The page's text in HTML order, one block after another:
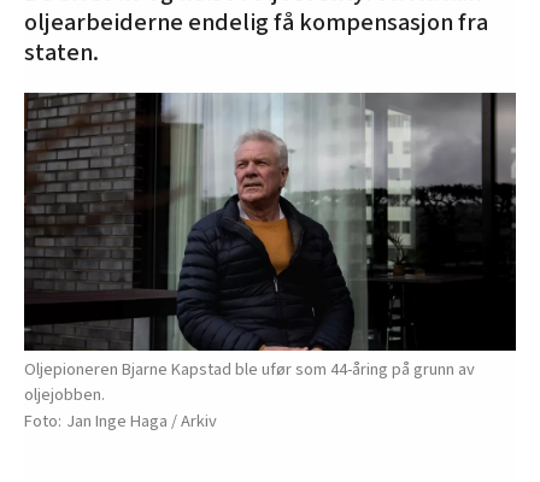
oljearbeiderne endelig få kompensasjon fra
staten.
Oljepioneren Bjarne Kapstad ble ufør som 44-åring på grunn av
oljejobben.
Jan Inge Haga / Arkiv